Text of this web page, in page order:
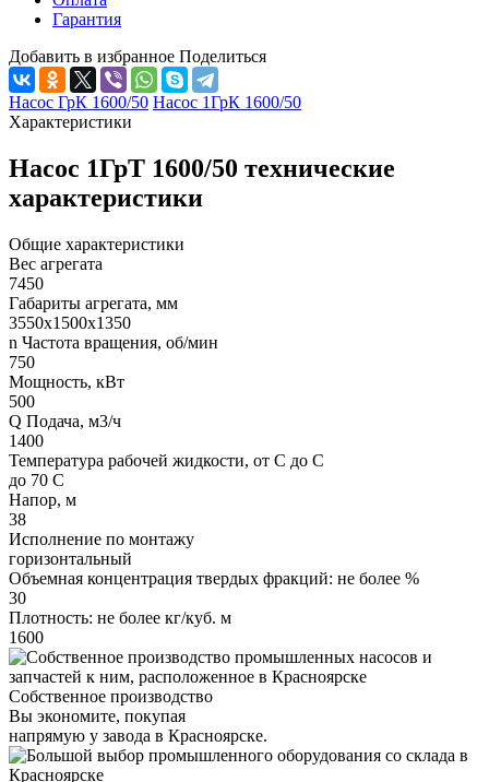
Гарантия
Добавить в избранное Поделиться
Насос ГрК 1600/50 Насос 1ГрК 1600/50
Характеристики
Насос 1ГрТ 1600/50 технические
характеристики
Общие характеристики
Вес агрегата
7450
Габариты агрегата, мм
3550х1500х1350
n Частота вращения, об/мин
750
Мощность, кВт
500
Q Подача, м3/ч
1400
Температура рабочей жидкости, от С до С
до 70 С
Напор, м
38
Исполнение по монтажу
горизонтальный
Объемная концентрация твердых фракций: не более %
30
Плотность: не более кг/куб. м
1600
Собственное производство
Вы экономите, покупая
напрямую у завода в Красноярске.